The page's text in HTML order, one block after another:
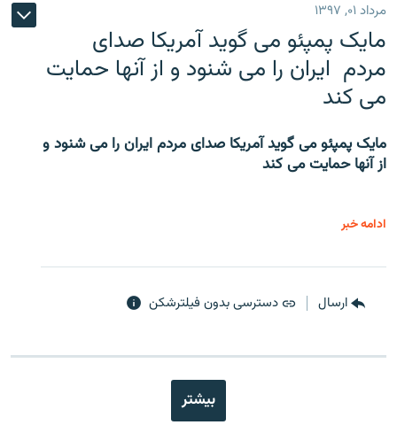
مرداد ۰۱, ۱۳۹۷
مایک پمپئو می گوید آمریکا صدای
مردم ایران را می شنود و از آنها حمایت
می کند
مایک پمپئو می گوید آمریکا صدای مردم ایران را می شنود و
از آنها حمایت می کند
ادامه خبر
ارسال دسترسی بدون فیلترشکن
بیشتر